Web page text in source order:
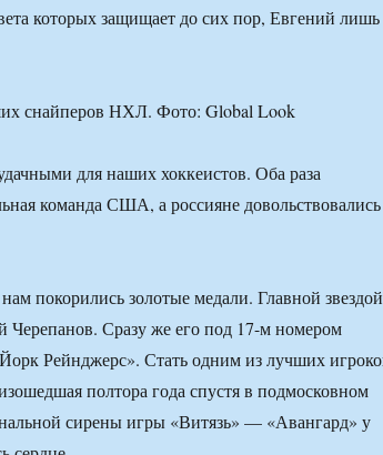
которых защищает до сих пор, Евгений
снайперов НХЛ. Фото: Global Look
для наших хоккеистов. Оба раза
команда США, а россияне довольствовались
покорились золотые медали. Главной звездой
Черепанов. Сразу же его под 17-м номером
Рейнджерс». Стать одним из лучших
полтора года спустя в подмосковном
сирены игры «Витязь» — «Авангард» у